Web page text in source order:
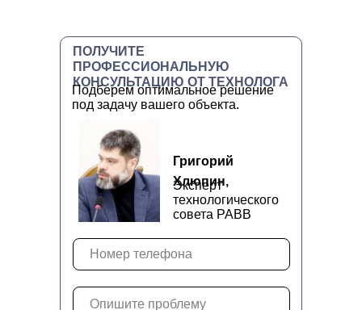
ПОЛУЧИТЕ
ПРОФЕССИОНАЛЬНУЮ
КОНСУЛЬТАЦИЮ ОТ ТЕХНОЛОГА
Эксперт
технологического
совета РАВВ
Григорий
Хлюпин,
Подберем оптимальное решение
под задачу вашего объекта.